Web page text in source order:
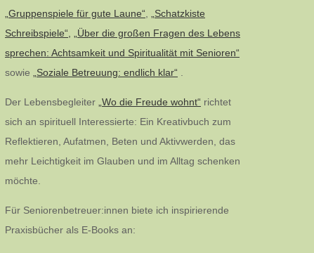
„Gruppenspiele für gute Laune“
„Schatzkiste
Schreibspiele“,
„Über die großen Fragen des Lebens
sprechen: Achtsamkeit und Spiritualität mit Senioren“
sowie
„Soziale Betreuung: endlich klar“
Der Lebensbegleiter „Wo die Freude wohnt“ richtet
sich an spirituell Interessierte: Ein Kreativbuch zum
Reflektieren, Aufatmen, Beten und Aktivwerden, das
mehr Leichtigkeit im Glauben und im Alltag schenken
möchte.
Für Seniorenbetreuer:innen biete ich inspirierende
Praxisbücher als E-Books an: